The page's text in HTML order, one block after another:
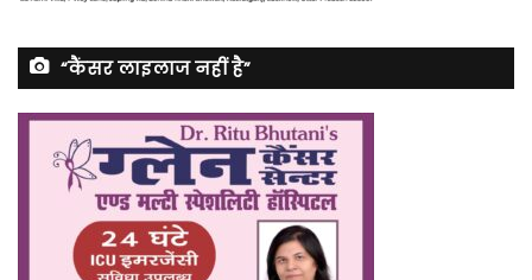
“कैंसर लाइलाज नहीं है”